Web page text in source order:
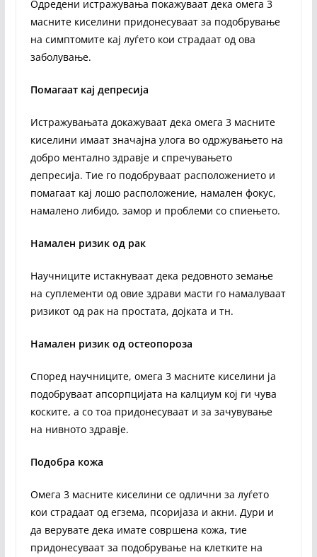
Одредени истражувања покажуваат дека омега 3
масните киселини придонесуваат за подобрување
на симптомите кај луѓето кои страдаат од ова
заболување.
Помагаат кај депресија
Истражувањата докажуваат дека омега 3 масните
киселини имаат значајна улога во одржувањето на
добро ментално здравје и спречувањето
депресија. Тие го подобруваат расположението и
помагаат кај лошо расположение, намален фокус,
намалено либидо, замор и проблеми со спиењето.
Намален ризик од рак
Научниците истакнуваат дека редовното земање
на суплементи од овие здрави масти го намалуваат
ризикот од рак на простата, дојката и тн.
Намален ризик од остеопороза
Според научниците, омега 3 масните киселини ја
подобруваат апсорпцијата на калциум кој ги чува
коските, а со тоа придонесуваат и за зачувување
на нивното здравје.
Подобра кожа
Омега 3 масните киселини се одлични за луѓето
кои страдаат од егзема, псоријаза и акни. Дури и
да верувате дека имате совршена кожа, тие
придонесуваат за подобрување на клетките на